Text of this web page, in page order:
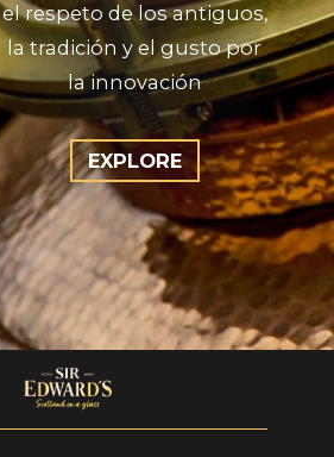
el respeto de los antiguos,
la tradición y el gusto por
la innovación
EXPLORE